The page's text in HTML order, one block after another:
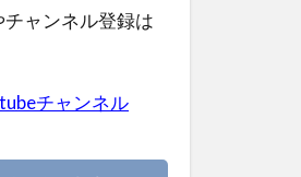
ャンネル登録は
チャンネル